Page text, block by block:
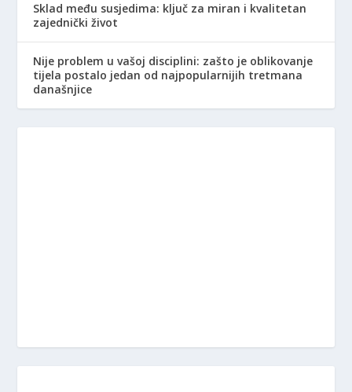
Sklad među susjedima: ključ za miran i kvalitetan
zajednički život
Nije problem u vašoj disciplini: zašto je oblikovanje
tijela postalo jedan od najpopularnijih tretmana
današnjice